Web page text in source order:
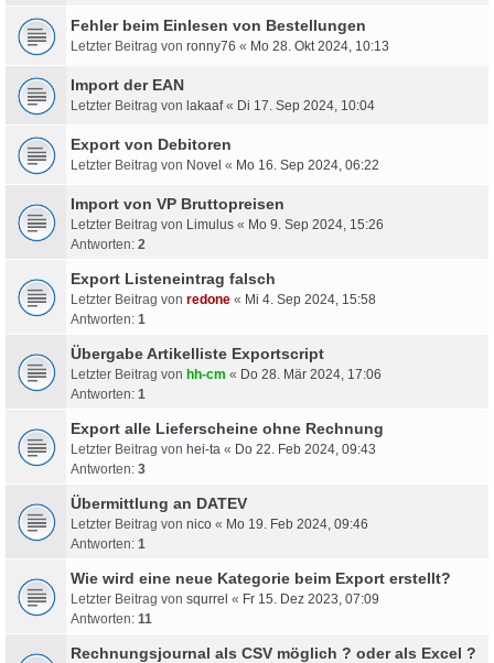
Fehler beim Einlesen von Bestellungen
Letzter Beitrag von ronny76 « Mo 28. Okt 2024, 10:13
Import der EAN
Letzter Beitrag von lakaaf« Di 17. Sep 2024, 10:04
Export von Debitoren
Letzter Beitrag von Novel « Mo 16. Sep 2024, 06:22
Import von VP Bruttopreisen
Letzter Beitrag von Limulus « Mo 9. Sep 2024, 15:26
Antworten: 2
Export Listeneintrag falsch
Letzter Beitrag von redone « Mi 4. Sep 2024, 15:58
Antworten: 1
Übergabe Artikelliste Exportscript
Letzter Beitrag von hh-cm « Do 28. Mär 2024, 17:06
Antworten: 1
Export alle Lieferscheine ohne Rechnung
Letzter Beitrag von hei-ta « Do 22. Feb 2024, 09:43
Antworten: 3
Übermittlung an DATEV
Letzter Beitrag von nico « Mo 19. Feb 2024, 09:46
Antworten: 1
Wie wird eine neue Kategorie beim Export erstellt?
Letzter Beitrag von squrrel « Fr 15. Dez 2023, 07:09
Antworten: 11
Rechnungsjournal als CSV möglich ? oder als Excel ?